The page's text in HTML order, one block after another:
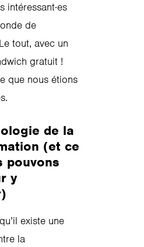
intéressant·es
de
tout, avec un
gratuit !
que nous étions
de la
(et ce
pouvons
y
existe une
la